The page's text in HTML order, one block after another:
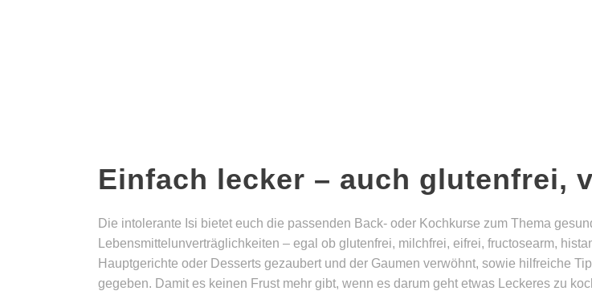
Einfach lecker – auch glutenfrei,
Die intolerante Isi bietet euch die passenden Back- oder Kochkurse zum Thema
Lebensmittelunverträglichkeiten – egal ob glutenfrei, milchfrei, eifrei, fructosearm,
Hauptgerichte oder Desserts gezaubert und der Gaumen verwöhnt, sowie hilfreiche
gegeben. Damit es keinen Frust mehr gibt, wenn es darum geht etwas Leckeres zu